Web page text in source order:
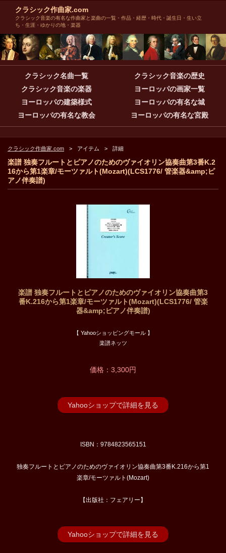
クラシック作曲家.com
クラシック音楽の有名な作曲家と楽曲の一覧・作品・経歴・時代・誕生日・生い立
ち・生涯・ゆかりの地・楽器
クラシック名曲一覧
クラシック音楽の歴史
クラシック音楽の楽器
ヨーロッパの画家一覧
ヨーロッパの建築様式
ヨーロッパの有名な城
ヨーロッパの有名な教会
ヨーロッパの有名な宮殿
クラシック作曲家.com アイテム 詳細
楽譜 独奏フルートとピアノのためのヴァイオリン協奏曲第3番K.2
16から第1楽章/モーツァルト(Mozart)(LCS1776/ 管楽器&amp;ピ
アノ伴奏譜)
楽譜 独奏フルートとピアノのためのヴァイオリン協奏曲第3
番K.216から第1楽章/モーツァルト(Mozart)(LCS1776/ 管楽
器&amp;ピアノ伴奏譜)
【 Yahooショッピングモール 】
楽譜ネッツ
価格：3,300円
Yahooショップで詳細を見る
ISBN：9784823565151
独奏フルートとピアノのためのヴァイオリン協奏曲第3番K.216から第1
楽章/モーツァルト(Mozart)
【出版社：フェアリー】
Yahooショップで詳細を見る